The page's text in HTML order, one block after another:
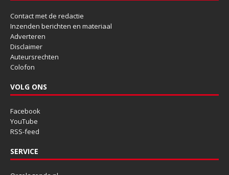
Contact met de redactie
Inzenden berichten en materiaal
Adverteren
Disclaimer
Auteursrechten
Colofon
VOLG ONS
Facebook
YouTube
RSS-feed
SERVICE